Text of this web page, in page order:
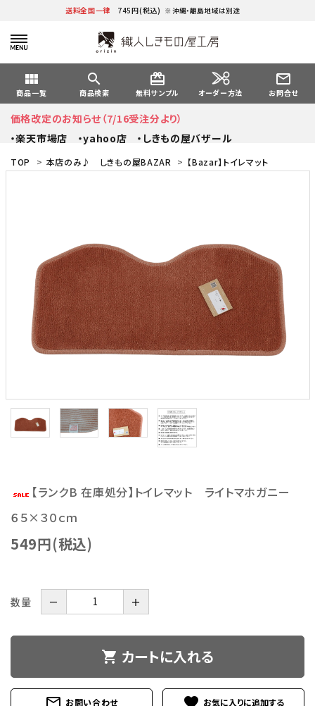
送料全国一律 745円(税込) ※沖縄・離島地域は別途
view_module
商品一覧
search
商品検索
card_giftcard
無料サンプル オーダー方法
mail_outline
お問合せ
価格改定のお知らせ（7/16受注分より）
・楽天市場店
・yahoo店 ・しきもの屋バザール
TOP > 本店のみ♪ しきもの屋BAZAR > 【Bazar】トイレマット
【ランクB 在庫処分】トイレマット ライトマホガニー
６５×３０ｃｍ
549円(税込)
数量 － ＋
shopping_cart カートに入れる
mail_outline お問い合わせ favorite